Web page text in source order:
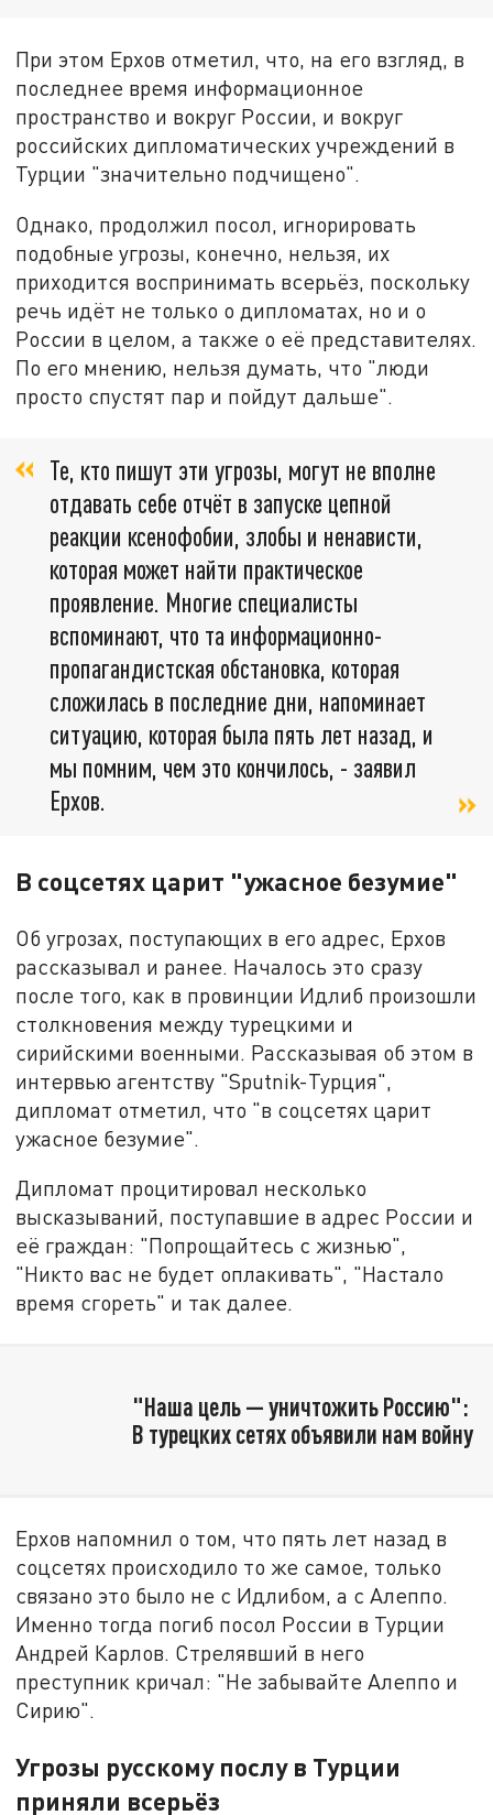
При этом Ерхов отметил, что, на его взгляд, в
последнее время информационное
пространство и вокруг России, и вокруг
российских дипломатических учреждений в
Турции "значительно подчищено".
Однако, продолжил посол, игнорировать
подобные угрозы, конечно, нельзя, их
приходится воспринимать всерьёз, поскольку
речь идёт не только о дипломатах, но и о
России в целом, а также о её представителях.
По его мнению, нельзя думать, что "люди
просто спустят пар и пойдут дальше".
Те, кто пишут эти угрозы, могут не вполне
отдавать себе отчёт в запуске цепной
реакции ксенофобии, злобы и ненависти,
которая может найти практическое
проявление. Многие специалисты
вспоминают, что та информационно-
пропагандистская обстановка, которая
сложилась в последние дни, напоминает
ситуацию, которая была пять лет назад, и
мы помним, чем это кончилось, - заявил
Ерхов.
В соцсетях царит "ужасное безумие"
Об угрозах, поступающих в его адрес, Ерхов
рассказывал и ранее. Началось это сразу
после того, как в провинции Идлиб произошли
столкновения между турецкими и
сирийскими военными. Рассказывая об этом в
интервью агентству "Sputnik-Турция",
дипломат отметил, что "в соцсетях царит
ужасное безумие".
Дипломат процитировал несколько
высказываний, поступавшие в адрес России и
её граждан: "Попрощайтесь с жизнью",
"Никто вас не будет оплакивать", "Настало
время сгореть" и так далее.
"Наша цель — уничтожить Россию":
В турецких сетях объявили нам войну
Ерхов напомнил о том, что пять лет назад в
соцсетях происходило то же самое, только
связано это было не с Идлибом, а с Алеппо.
Именно тогда погиб посол России в Турции
Андрей Карлов. Стрелявший в него
преступник кричал: "Не забывайте Алеппо и
Сирию".
Угрозы русскому послу в Турции
приняли всерьёз